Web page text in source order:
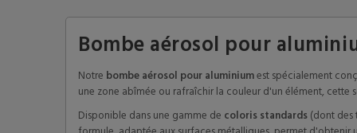
Bombe aérosol pour
Notre bombe aérosol pour aluminiumest spécialement
une zone abîmée ou rafraîchir la couleur d'un élément, cette
Disponible dans une gamme de coloris standards(dont des